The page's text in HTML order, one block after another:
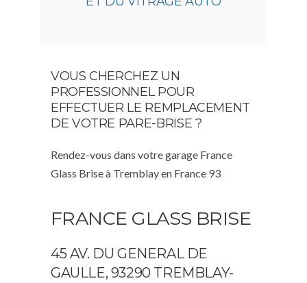
VOUS CHERCHEZ UN
PROFESSIONNEL POUR
EFFECTUER LE REMPLACEMENT
DE VOTRE PARE-BRISE ?
Rendez-vous dans votre garage France
Glass Brise à Tremblay en France 93
FRANCE GLASS BRISE
45 AV. DU GENERAL DE
GAULLE, 93290 TREMBLAY-